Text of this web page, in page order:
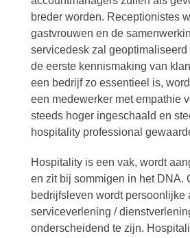
breder worden. Receptionistes
gastvrouwen en de
servicedesk zal geoptimaliseerd
de eerste kennismaking van
een bedrijf zo essentieel is,
een medewerker met empathie
steeds hoger ingeschaald en
hospitality professional
Hospitality is een vak, wordt
en zit bij sommigen in het DNA.
bedrijfsleven wordt persoonlijke
serviceverlening /
onderscheidend te zijn.